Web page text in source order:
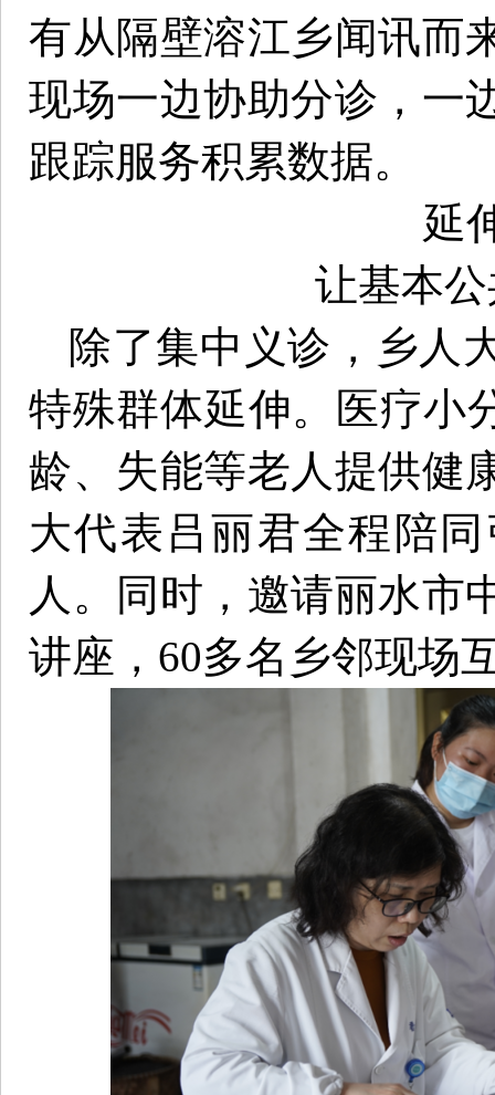
有从隔壁溶江乡闻讯而
现场一边协助分诊，一
跟踪服务积累数据。
延
让基本
除了集中义诊，乡人
特殊群体延伸。医疗小
龄、失能等老人提供健
大代表吕丽君全程陪
人。同时，邀请丽水市
讲座，60多名乡邻现场